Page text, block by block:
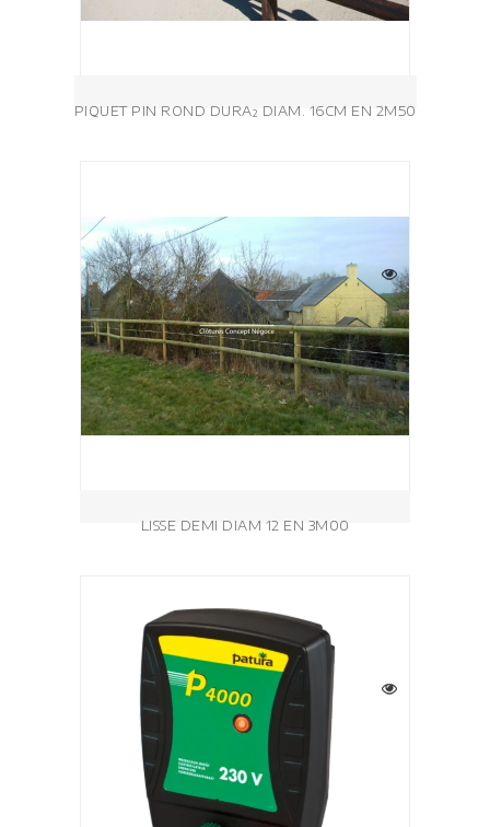
PIQUET PIN ROND DURA² DIAM. 16CM EN 2M50
LISSE DEMI DIAM 12 EN 3M00